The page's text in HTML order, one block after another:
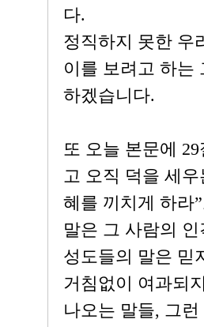
다.
정직하지 못한 우
이를 보려고 하는
하겠습니다.
또 오늘 본문에
고 오직 덕을 세
혜를 끼치게 하라
말은 그 사람의
성도들의 말은 믿
거침없이 여과되
나오는 말들, 그